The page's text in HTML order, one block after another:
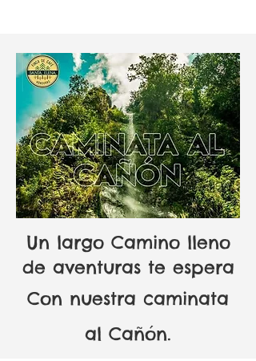
Un largo Camino lleno
de aventuras te espera
Con nuestra caminata
al Cañón.